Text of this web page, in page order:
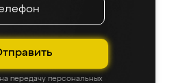
передачу персональных